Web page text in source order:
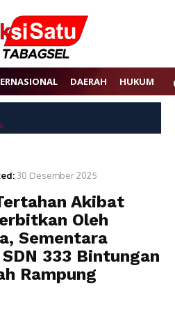
DAERAH HUKUM
30 Desember 2025
Akibat
Oleh
Sementara
333 Bintungan
Rampung